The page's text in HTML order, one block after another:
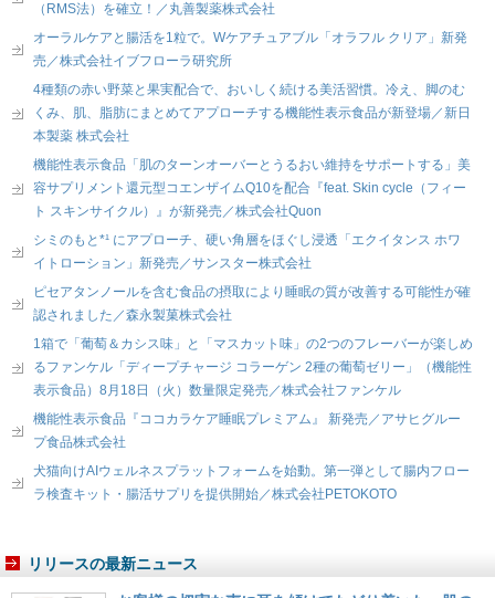
（RMS法）を確立！／丸善製薬株式会社
オーラルケアと腸活を1粒で。Wケアチュアブル「オラフル クリア」新発
売／株式会社イブフローラ研究所
4種類の赤い野菜と果実配合で、おいしく続ける美活習慣。冷え、脚のむ
くみ、肌、脂肪にまとめてアプローチする機能性表示食品が新登場／新日
本製薬 株式会社
機能性表示食品「肌のターンオーバーとうるおい維持をサポートする」美
容サプリメント還元型コエンザイムQ10を配合『feat. Skin cycle（フィー
ト スキンサイクル）』が新発売／株式会社Quon
シミのもと*¹ にアプローチ、硬い角層をほぐし浸透「エクイタンス ホワ
イトローション」新発売／サンスター株式会社
ピセアタンノールを含む食品の摂取により睡眠の質が改善する可能性が確
認されました／森永製菓株式会社
1箱で「葡萄＆カシス味」と「マスカット味」の2つのフレーバーが楽しめ
るファンケル「ディープチャージ コラーゲン 2種の葡萄ゼリー」（機能性
表示食品）8月18日（火）数量限定発売／株式会社ファンケル
機能性表示食品『ココカラケア睡眠プレミアム』 新発売／アサヒグルー
プ食品株式会社
犬猫向けAIウェルネスプラットフォームを始動。第一弾として腸内フロー
ラ検査キット・腸活サプリを提供開始／株式会社PETOKOTO
リリースの最新ニュース